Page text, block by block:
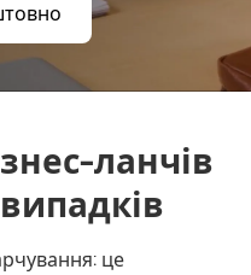
ланчів
це